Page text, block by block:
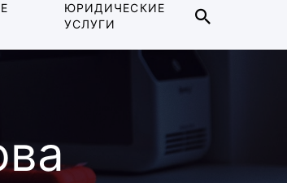
ЮРИДИЧЕСКИЕ
УСЛУГИ